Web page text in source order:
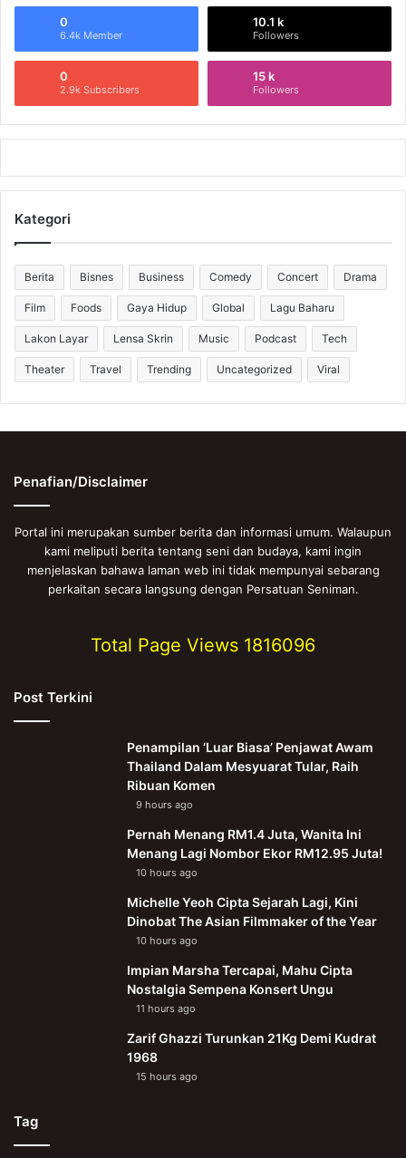
0
6.4k Member
10.1 k
Followers
0
2.9k Subscribers
15 k
Followers
Kategori
Berita Bisnes Business Comedy Concert Drama
Film Foods Gaya Hidup Global Lagu Baharu
Lakon Layar Lensa Skrin Music Podcast Tech
Theater Travel Trending Uncategorized Viral
Penafian/Disclaimer
Portal ini merupakan sumber berita dan informasi umum. Walaupun
kami meliputi berita tentang seni dan budaya, kami ingin
menjelaskan bahawa laman web ini tidak mempunyai sebarang
perkaitan secara langsung dengan Persatuan Seniman.
Total Page Views 1816096
Post Terkini
Penampilan ‘Luar Biasa’ Penjawat Awam
Thailand Dalam Mesyuarat Tular, Raih
Ribuan Komen
9 hours ago
Pernah Menang RM1.4 Juta, Wanita Ini
Menang Lagi Nombor Ekor RM12.95 Juta!
10 hours ago
Michelle Yeoh Cipta Sejarah Lagi, Kini
Dinobat The Asian Filmmaker of the Year
10 hours ago
Impian Marsha Tercapai, Mahu Cipta
Nostalgia Sempena Konsert Ungu
11 hours ago
Zarif Ghazzi Turunkan 21Kg Demi Kudrat
1968
15 hours ago
Tag